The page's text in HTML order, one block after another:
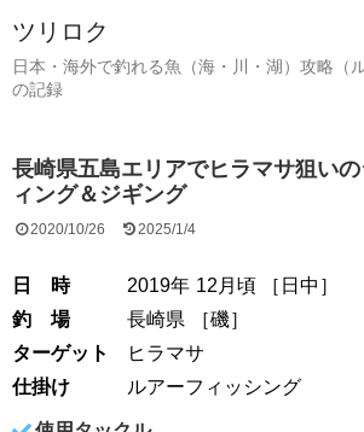
ツリロク
日本・海外で釣れる魚（海・川・湖）攻略（
の記録
長崎県五島エリアでヒラマサ狙い
ィング＆ジギング
2020/10/26 2025/1/4
日 時 2019年 12月頃 ［ 日中 ］
釣 場
長崎県 ［磯］
ターゲット
ヒラマサ
仕掛け
ルアーフィッシング